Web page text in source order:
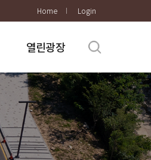
Home Login
열린광장